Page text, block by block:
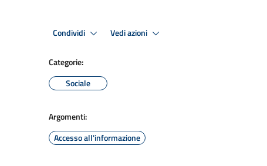
Condividi Vedi azioni
Categorie:
Sociale
Argomenti:
Accesso all'informazione